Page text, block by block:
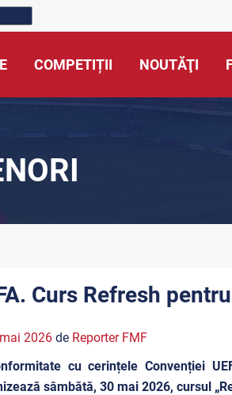
COMPETIȚII NOUTĂŢI
Curs Refresh
2026de Reporter FMF
cu cerințele Convenției
sâmbătă, 30 mai 2026, cursul